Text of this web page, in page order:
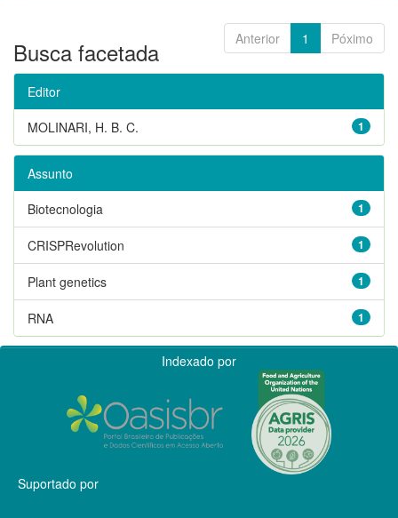
Anterior 1 Póximo
Busca facetada
Editor
1
MOLINARI, H. B. C.
Assunto
1
Biotecnologia
1
CRISPRevolution
1
Plant genetics
1
RNA
Indexado por
Suportado por